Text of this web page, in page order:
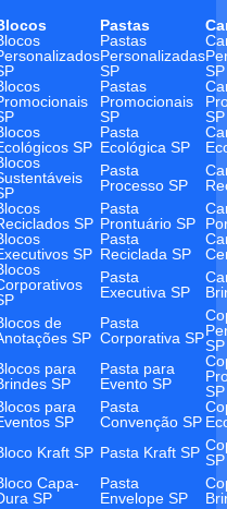
Pastas
Pastas
Personalizadas
SP
SP
Pastas
Promocionais
SP
SP
SP
Pasta
Ecológica SP
Pasta
Processo SP
SP
Pasta
Prontuário SP
SP
Pasta
Reciclada SP
Pasta
Executiva SP
de
SP
Pasta
Corporativa SPSP
para
SP
Pasta para
Evento SP
SP
para
SP
Pasta
Convenção SP
Kraft SP Pasta Kraft SP SP
Capa-
SP
Pasta
Envelope SP